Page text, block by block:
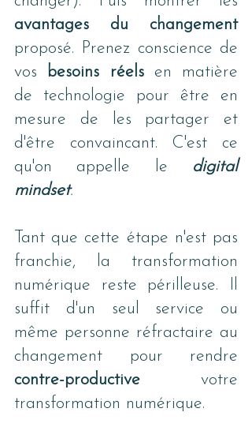
avantages du changement
proposé. Prenez conscience de
vos besoins réels en matière
de technologie pour être en
mesure de les partager et
d'être convaincant. C'est ce
qu'on appelle le digital
mindset.
Tant que cette étape n'est pas
franchie, la transformation
numérique reste périlleuse. Il
suffit d'un seul service ou
même personne réfractaire au
contre-productive votre
transformation numérique.